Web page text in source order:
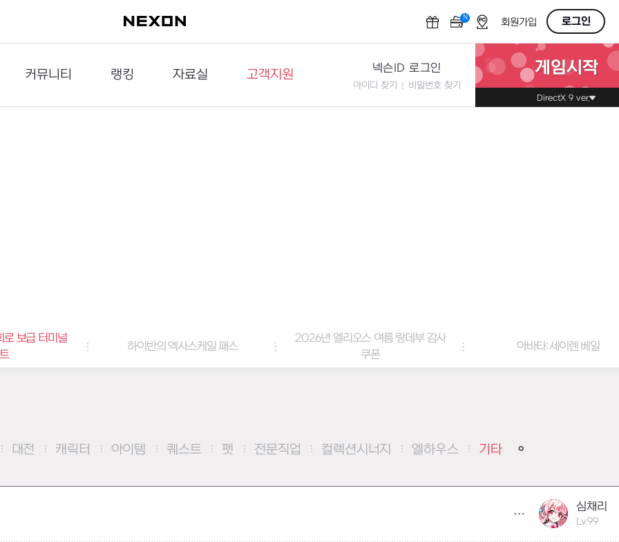
N OFF회원가입 로그인
커뮤니티
이슈게시판
랭킹
던전랭킹
자료실
다운로드
고객지원
문의하기
넥슨ID 로그인
아이디 찾기 비밀번호 찾기
게임시작
DirectX 9 ver.
보급 터미널
하이반의 엑사스케일 패스
2026년 엘리오스 여름 랑데부 감사
쿠폰
아바타: 세이렌 베일
대전 캐릭터 아이템 퀘스트 펫 전문직업 컬렉션시너지 엘하우스 기타
심채리
Lv.99